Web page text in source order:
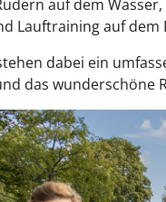
auf dem
Lauftraining auf dem
dabei ein
das wunderschöne